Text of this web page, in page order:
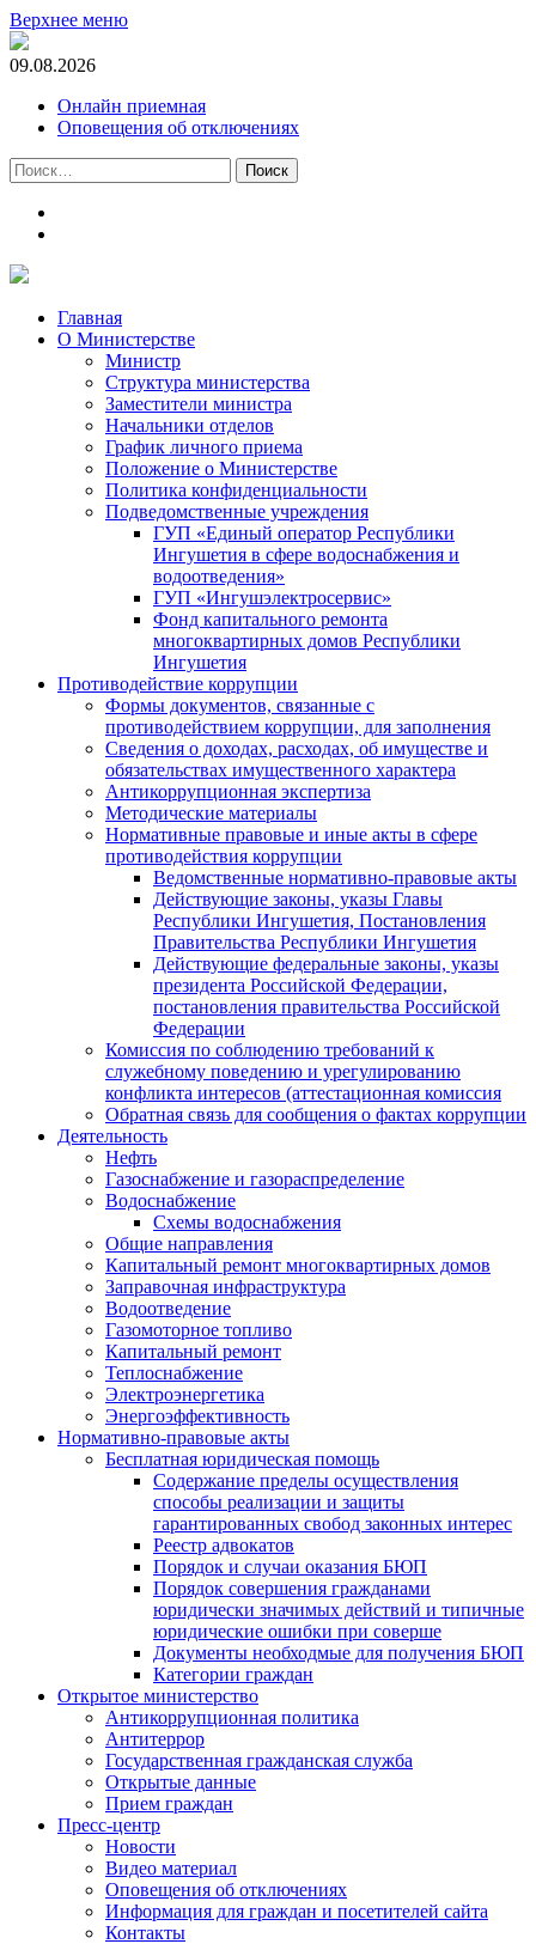
Верхнее меню
09.08.2026
Онлайн приемная
Оповещения об отключениях
Найти:
Главная
О Министерстве
Министр
Cтруктура министерства
Заместители министра
Начальники отделов
График личного приема
Положение о Министерстве
Политика конфиденциальности
Подведомственные учреждения
ГУП «Единый оператор Республики
Ингушетия в сфере водоснабжения и
водоотведения»
ГУП «Ингушэлектросервис»
Фонд капитального ремонта
многоквартирных домов Республики
Ингушетия
Противодействие коррупции
Формы документов, связанные с
противодействием коррупции, для заполнения
Сведения о доходах, расходах, об имуществе и
обязательствах имущественного характера
Антикоррупционная экспертиза
Методические материалы
Нормативные правовые и иные акты в сфере
противодействия коррупции
Ведомственные нормативно-правовые акты
Действующие законы, указы Главы
Республики Ингушетия, Постановления
Правительства Республики Ингушетия
Действующие федеральные законы, указы
президента Российской Федерации,
постановления правительства Российской
Федерации
Комиссия по соблюдению требований к
служебному поведению и урегулированию
конфликта интересов (аттестационная комиссия
Обратная связь для сообщения о фактах коррупции
Деятельность
Нефть
Газоснабжение и газораспределение
Водоснабжение
Схемы водоснабжения
Общие направления
Капитальный ремонт многоквартирных домов
Заправочная инфраструктура
Водоотведение
Газомоторное топливо
Капитальный ремонт
Теплоснабжение
Электроэнергетика
Энергоэффективность
Нормативно-правовые акты
Бесплатная юридическая помощь
Содержание пределы осуществления
способы реализации и защиты
гарантированных свобод законных интерес
Реестр адвокатов
Порядок и случаи оказания БЮП
Порядок совершения гражданами
юридически значимых действий и типичные
юридические ошибки при соверше
Документы необходмые для получения БЮП
Категории граждан
Открытое министерство
Антикоррупционная политика
Антитеррор
Государственная гражданская служба
Открытые данные
Прием граждан
Пресс-центр
Новости
Видео материал
Оповещения об отключениях
Информация для граждан и посетителей сайта
Контакты